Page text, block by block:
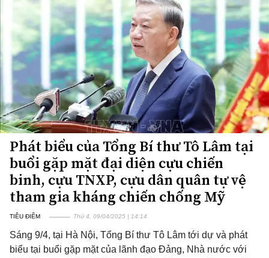
Phát biểu của Tổng Bí thư Tô Lâm tại
buổi gặp mặt đại diện cựu chiến
binh, cựu TNXP, cựu dân quân tự vệ
tham gia kháng chiến chống Mỹ
TIÊU ĐIỂM Thứ 4, 09/04/2025 | 14:14
Sáng 9/4, tại Hà Nội, Tổng Bí thư Tô Lâm tới dự và phát
biểu tại buổi gặp mặt của lãnh đạo Đảng, Nhà nước với